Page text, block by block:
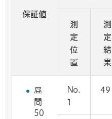
保証値
測
定
位
置
測
定
結
果
昼
間
50
No.
1
49